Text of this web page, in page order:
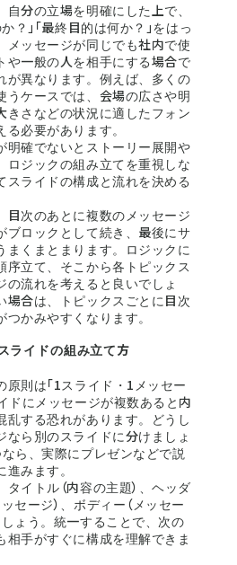
分の立場を明確にした上で、
？」「最終目的は何か？」をはっ
メッセージが同じでも社内で使
や一般の人を相手にする場合で
が異なります。例えば、多くの
うケースでは、会場の広さや明
きさなどの状況に適したフォン
必要があります。
明確でないとストーリー展開や
ロジックの組み立てを重視しな
スライドの構成と流れを決める
目次のあとに複数のメッセージ
ブロックとして続き、最後にサ
まくまとまります。ロジックに
序立て、そこから各トピックス
の流れを考えると良いでしょ
場合は、トピックスごとに目次
かみやすくなります。
ライドの組み立て方
則は「1スライド・1メッセー
ドにメッセージが複数あると内
乱する恐れがあります。どうし
なら別のスライドに分けましょ
ら、実際にプレゼンなどで説
みます。
イトル（内容の主題）、ヘッダ
セージ）、ボディー（メッセー
ょう。統一することで、次の
相手がすぐに構成を理解できま